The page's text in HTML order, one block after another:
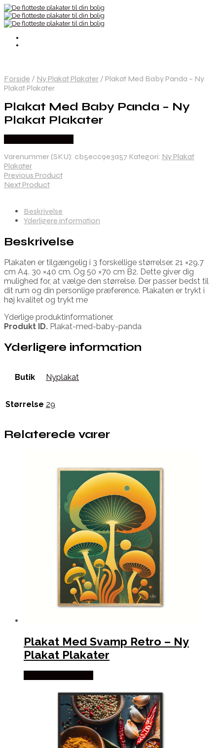
Forside / Ny Plakat Plakater / Plakat Med Baby Panda – Ny
Plakat Plakater
Plakat Med Baby Panda – Ny
Plakat Plakater
Varenummer (SKU): cb5ecc9e3a57 Kategori: Ny Plakat
Plakater
Previous Product
Next Product
Beskrivelse
Yderligere information
Beskrivelse
Plakaten er tilgængelig i 3 forskellige størrelser. 21 ×29.7
cm A4. 30 ×40 cm. Og 50 ×70 cm B2. Dette giver dig
mulighed for, at vælge den størrelse. Der passer bedst til
dit rum og din personlige præference. Plakaten er trykt i
høj kvalitet og trykt me
Yderlige produktinformationer.
Produkt ID. Plakat-med-baby-panda
Yderligere information
Butik Nyplakat
Størrelse 29
Relaterede varer
Plakat Med Svamp Retro – Ny
Plakat Plakater